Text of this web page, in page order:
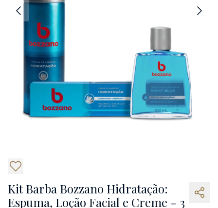
Kit Barba Bozzano Hidratação:
Espuma, Loção Facial e Creme - 3